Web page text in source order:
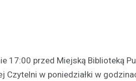
17:00 przed Miejską Biblioteką
Czytelni w poniedziałki w